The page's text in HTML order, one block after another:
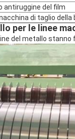
antiruggine del film
di taglio della
per le linee
del metallo